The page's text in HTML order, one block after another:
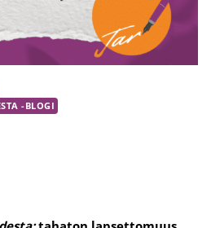
-BLOGI